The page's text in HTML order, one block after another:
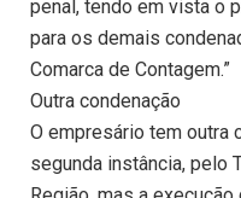
penal, tendo em vista o
para os demais
Comarca de Contagem.”
Outra condenação
O empresário tem outra
segunda instância, pelo